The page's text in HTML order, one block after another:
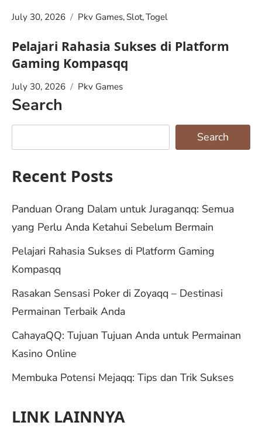
July 30, 2026 Pkv Games, Slot,Togel
Pelajari Rahasia Sukses di Platform
Gaming Kompasqq
July 30, 2026 Pkv Games
Search
Search
Recent Posts
Panduan Orang Dalam untuk Juraganqq: Semua
yang Perlu Anda Ketahui Sebelum Bermain
Pelajari Rahasia Sukses di Platform Gaming
Kompasqq
Rasakan Sensasi Poker di Zoyaqq – Destinasi
Permainan Terbaik Anda
CahayaQQ: Tujuan Tujuan Anda untuk Permainan
Kasino Online
Membuka Potensi Mejaqq: Tips dan Trik Sukses
LINK LAINNYA